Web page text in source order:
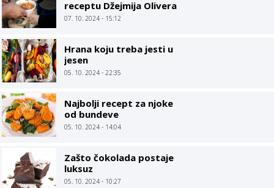
receptu Džejmija Olivera
07. 10. 2024 - 15:12
Hrana koju treba jesti u
jesen
05. 10. 2024 - 22:35
Najbolji recept za njoke
od bundeve
05. 10. 2024 - 14:04
Zašto čokolada postaje
luksuz
05. 10. 2024 - 10:27